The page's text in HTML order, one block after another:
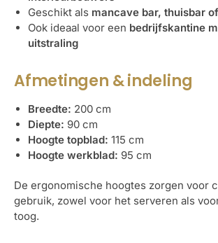
Geschikt als mancave bar, thuisbar
Ook ideaal voor een bedrijfskantine
uitstraling
Afmetingen & indeling
Breedte: 200 cm
Diepte: 90 cm
Hoogte topblad: 115 cm
Hoogte werkblad: 95 cm
De ergonomische hoogtes zorgen voor
gebruik, zowel voor het serveren als
toog.